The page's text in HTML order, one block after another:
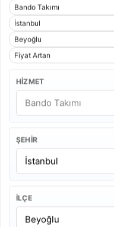
Bando Takımı
İstanbul
Beyoğlu
Fiyat Artan
HIZMET
ŞEHIR
İLÇE
İstanbul Beyoğlu
İstanbul Beyoğlu Bando
7.500 TL'den
program süresine göre
çıkabilmektedir. Detaylı
inceleyebilirsiniz.